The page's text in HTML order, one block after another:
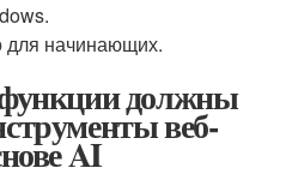
для начинающих.
должны
веб-
AI